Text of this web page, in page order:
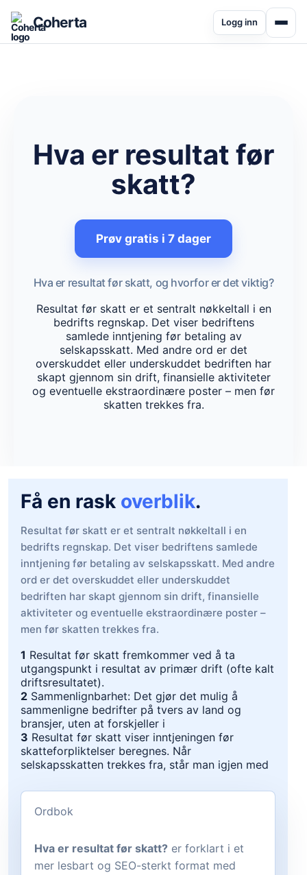
Coherta Logg inn
Hva er resultat før
skatt?
Prøv gratis i 7 dager
Hva er resultat før skatt, og hvorfor er det viktig?
Resultat før skatt er et sentralt nøkkeltall i en
bedrifts regnskap. Det viser bedriftens
samlede inntjening før betaling av
selskapsskatt. Med andre ord er det
overskuddet eller underskuddet bedriften har
skapt gjennom sin drift, finansielle aktiviteter
og eventuelle ekstraordinære poster – men før
skatten trekkes fra.
Få en rask overblik.
Resultat før skatt er et sentralt nøkkeltall i en
bedrifts regnskap. Det viser bedriftens samlede
inntjening før betaling av selskapsskatt. Med andre
ord er det overskuddet eller underskuddet
bedriften har skapt gjennom sin drift, finansielle
aktiviteter og eventuelle ekstraordinære poster –
men før skatten trekkes fra.
1 Resultat før skatt fremkommer ved å ta
utgangspunkt i resultat av primær drift (ofte kalt
driftsresultatet).
2 Sammenlignbarhet: Det gjør det mulig å
sammenligne bedrifter på tvers av land og
bransjer, uten at forskjeller i
3 Resultat før skatt viser inntjeningen før
skatteforpliktelser beregnes. Når
selskapsskatten trekkes fra, står man igjen med
Ordbok
Hva er resultat før skatt? er forklart i et
mer lesbart og SEO-sterkt format med